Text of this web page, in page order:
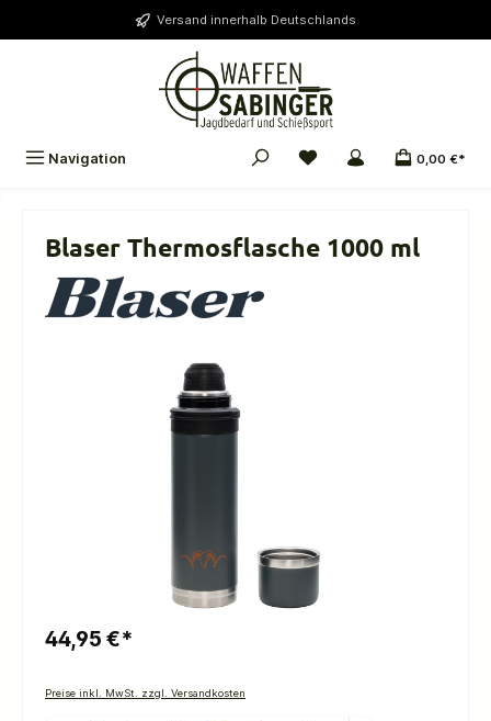
Versand innerhalb Deutschlands
Navigation 0,00 €*
Blaser Thermosflasche 1000 ml
Bildergalerie überspringen
44,95 €*
Preise inkl. MwSt. zzgl. Versandkosten